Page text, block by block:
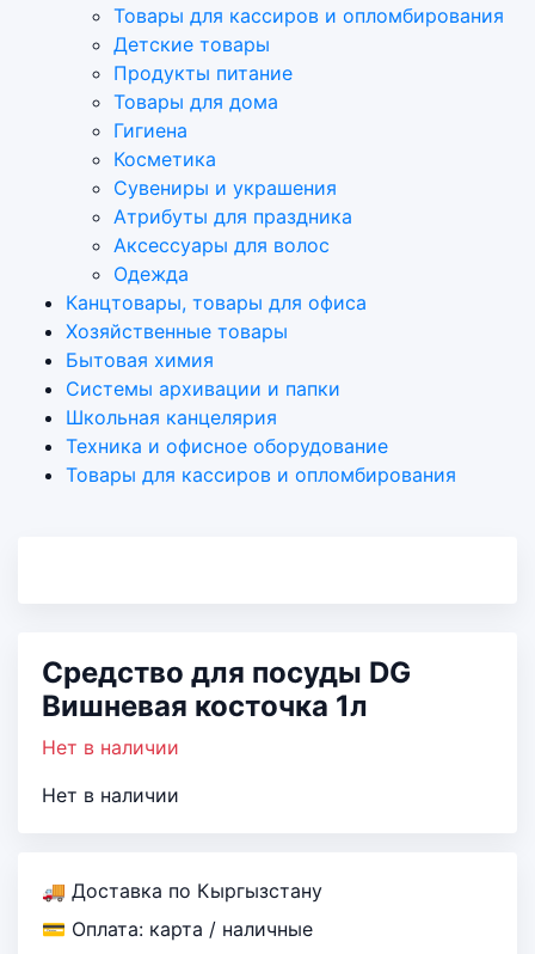
Товары для кассиров и опломбирования
Детские товары
Продукты питание
Товары для дома
Гигиена
Косметика
Сувениры и украшения
Атрибуты для праздника
Аксеcсуары для волос
Одежда
Канцтовары, товары для офиса
Хозяйственные товары
Бытовая химия
Системы архивации и папки
Школьная канцелярия
Техника и офисное оборудование
Товары для кассиров и опломбирования
Средство для посуды DG
Вишневая косточка 1л
Нет в наличии
Нет в наличии
🚚 Доставка по Кыргызстану
💳 Оплата: карта / наличные